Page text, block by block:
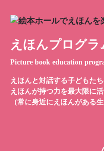
えほんプログラ
Picture book education
えほんと対話する子どもた
えほんが持つ力を最大限に
（常に身近にえほんがある生